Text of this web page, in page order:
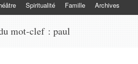
Spiritualité Famille Archives
mot-clef : paul